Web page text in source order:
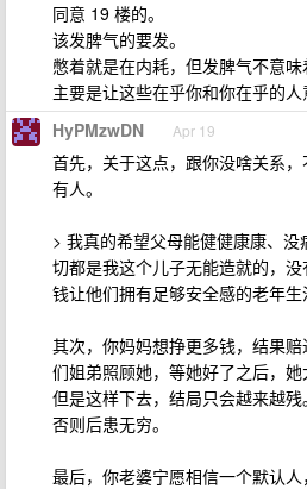
同意 19 楼的。
该发脾气的要发。
憋着就是在内耗，但发脾气不意味
主要是让这些在乎你和你在乎的
HyPMzwDN Apr 19
首先，关于这点，跟你没啥关系
有人。
> 我真的希望父母能健健康康、
切都是我这个儿子无能造就的，
钱让他们拥有足够安全感的老年生
其次，你妈妈想挣更多钱，结果
们姐弟照顾她，等她好了之后，她
但是这样下去，结局只会越来越残
否则后患无穷。
最后，你老婆宁愿相信一个默认